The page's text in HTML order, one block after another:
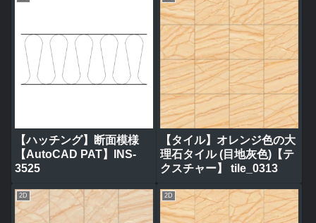
【ハッチング】断面模様
【AutoCAD PAT】INS-
3525
【タイル】オレンジ色の大
理石タイル (目地灰色)【テ
クスチャー】 tile_0313
2D 2D